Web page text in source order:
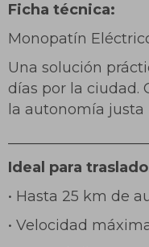
Ficha técnica:
Monopatín
Una solución
días por la ciudad.
la autonomía justa
Ideal para
• Hasta 25 km de
• Velocidad